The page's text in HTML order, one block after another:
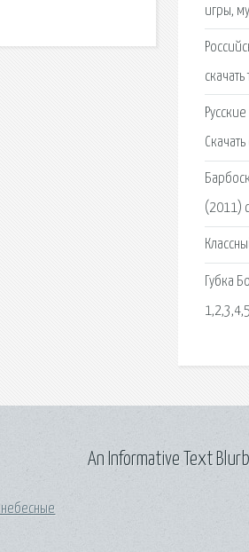
игры,
(2011)
Губка
небесные
An Informative Text Blurb